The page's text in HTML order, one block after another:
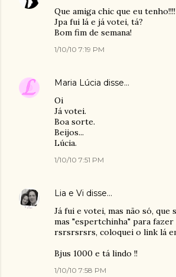
Que amiga chic que eu tenho!!!!
Jpa fui lá e já votei, tá?
Bom fim de semana!
1/10/10 7:19 PM
Maria Lúcia disse…
Oi
Já votei.
Boa sorte.
Beijos...
Lúcia.
1/10/10 7:51 PM
Lia e Vi disse…
Já fui e votei, mas não só, que
mas "espertchinha" para fazer
rsrsrsrsrs, coloquei o link lá
Bjus 1000 e tá lindo !!
1/10/10 7:58 PM